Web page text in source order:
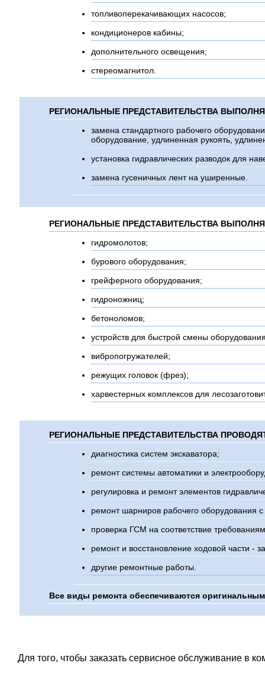
топливоперекачивающих насосов;
кондиционеров кабины;
дополнительного освещения;
стереомагнитол.
РЕГИОНАЛЬНЫЕ ПРЕДСТАВИТЕЛЬСТВА
замена стандартного рабочего
оборудование, удлиненная рукоять,
установка гидравлических разводок для
замена гусеничных лент на уширенные.
РЕГИОНАЛЬНЫЕ ПРЕДСТАВИТЕЛЬСТВА
гидромолотов;
бурового оборудования;
грейферного оборудования;
гидроножниц;
бетоноломов;
устройств для быстрой смены
вибропогружателей;
режущих головок (фрез);
харвестерных комплексов для
РЕГИОНАЛЬНЫЕ ПРЕДСТАВИТЕЛЬСТВА
диагностика систем экскаватора;
ремонт системы автоматики и
регулировка и ремонт элементов
ремонт шарниров рабочего оборудования
проверка ГСМ на соответствие
ремонт и восстановление ходовой части -
другие ремонтные работы.
Все виды ремонта обеспечиваются
Для того, чтобы заказать сервисное обслуживание в